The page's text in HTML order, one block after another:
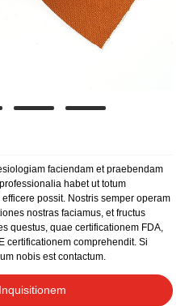
faciendam et praebendam
habet ut totum
possit. Nostris semper operam
nostras faciamus, et fructus
questus, quae certificationem FDA,
certificationem comprehendit. Si
nobis est contactum.